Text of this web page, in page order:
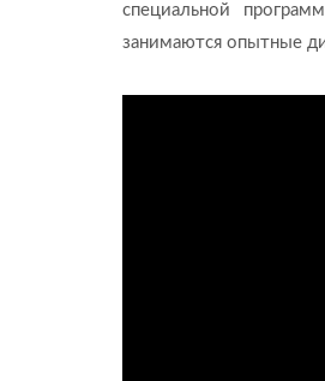
специальной
занимаются опытные